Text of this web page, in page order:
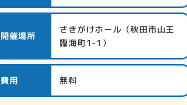
開催場所
さきがけホール（秋田市山王
臨海町1-1）
費用 無料